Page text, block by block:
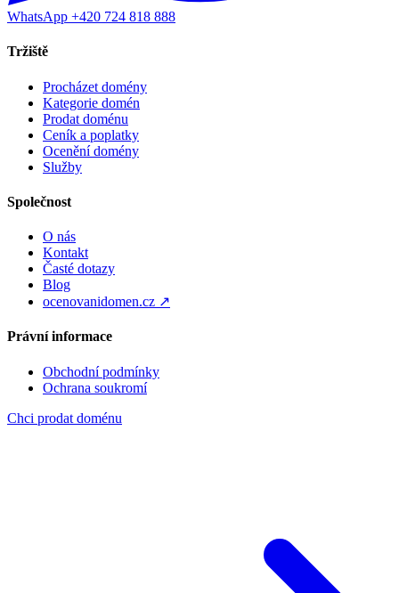
WhatsApp +420 724 818 888
Tržiště
Procházet domény
Kategorie domén
Prodat doménu
Ceník a poplatky
Ocenění domény
Služby
Společnost
O nás
Kontakt
Časté dotazy
Blog
ocenovanidomen.cz ↗
Právní informace
Obchodní podmínky
Ochrana soukromí
Chci prodat doménu